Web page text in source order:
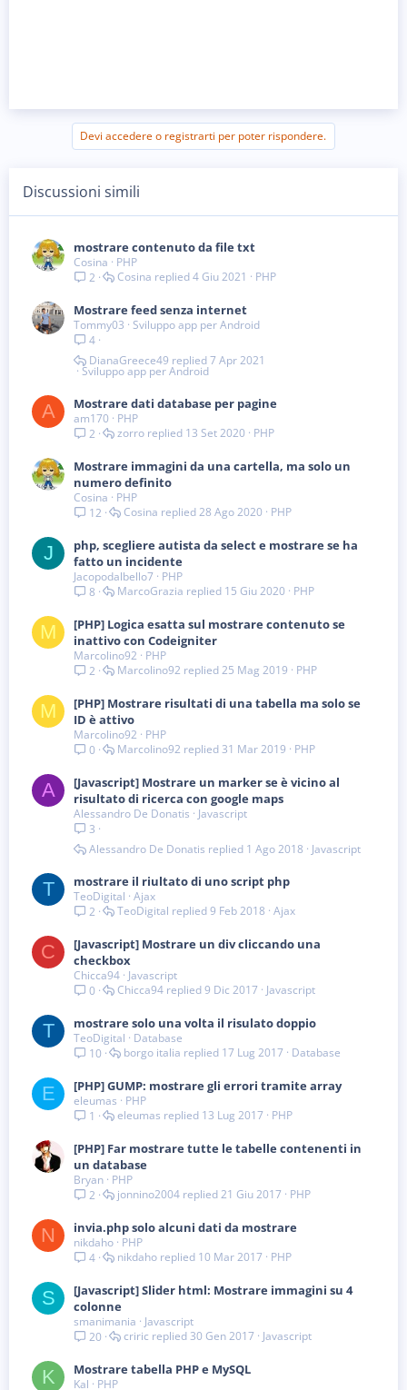
Devi accedere o registrarti per poter rispondere.
Discussioni simili
mostrare contenuto da file txt
Cosina
PHP
2
PHP
4 Giu 2021
Cosina
Mostrare feed senza internet
Tommy03 Sviluppo app per Android
4
Sviluppo app per Android
7 Apr 2021
DianaGreece49
A Mostrare dati database per pagine
am170
PHP
2
PHP
13 Set 2020
zorro
Mostrare immagini da una cartella, ma solo un
numero definito
Cosina
PHP
12
PHP
28 Ago 2020
Cosina
J
php, scegliere autista da select e mostrare se ha
fatto un incidente
Jacopodalbello7 PHP
8
PHP
15 Giu 2020
MarcoGrazia
M
[PHP] Logica esatta sul mostrare contenuto se
inattivo con Codeigniter
Marcolino92
PHP
2
PHP
25 Mag 2019
Marcolino92
M
[PHP] Mostrare risultati di una tabella ma solo se
ID è attivo
Marcolino92
PHP
0
PHP
31 Mar 2019
Marcolino92
A
[Javascript] Mostrare un marker se è vicino al
risultato di ricerca con google maps
Alessandro De Donatis
Javascript
3
Javascript
1 Ago 2018
Alessandro De Donatis
T mostrare il riultato di uno script php
TeoDigital Ajax
2
Ajax
9 Feb 2018
TeoDigital
C
[Javascript] Mostrare un div cliccando una
checkbox
Chicca94 Javascript
0
Javascript
9 Dic 2017
Chicca94
T mostrare solo una volta il risulato doppio
TeoDigital
Database
10
Database
17 Lug 2017
borgo italia
E [PHP] GUMP: mostrare gli errori tramite array
eleumas
PHP
1
PHP
13 Lug 2017
eleumas
[PHP] Far mostrare tutte le tabelle contenenti in
un database
Bryan PHP
2
PHP
21 Giu 2017
jonnino2004
N invia.php solo alcuni dati da mostrare
nikdaho PHP
4
PHP
10 Mar 2017
nikdaho
S
[Javascript] Slider html: Mostrare immagini su 4
colonne
smanimania
Javascript
20
Javascript
30 Gen 2017
criric
K Mostrare tabella PHP e MySQL
Kal
PHP